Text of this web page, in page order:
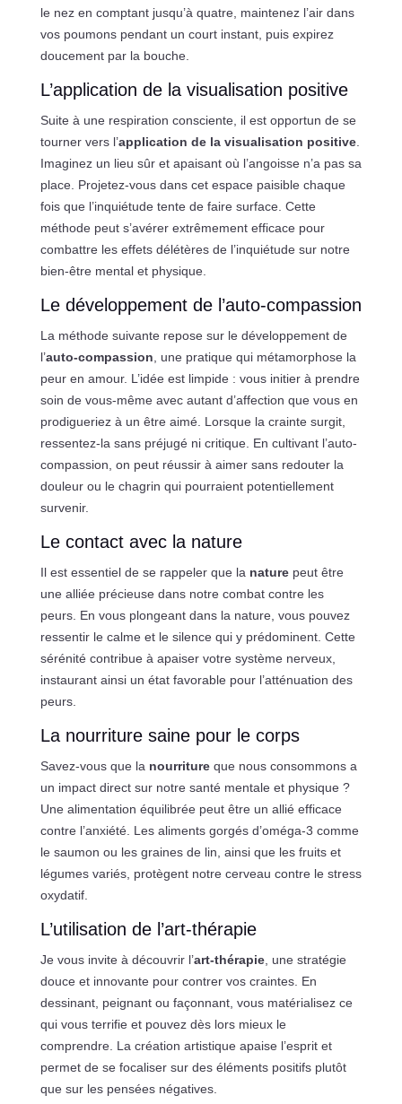
le nez en comptant jusqu’à quatre, maintenez l’air dans
vos poumons pendant un court instant, puis expirez
doucement par la bouche.
L’application de la visualisation positive
Suite à une respiration consciente, il est opportun de se
tourner vers l’application de la visualisation positive.
Imaginez un lieu sûr et apaisant où l’angoisse n’a pas sa
place. Projetez-vous dans cet espace paisible chaque
fois que l’inquiétude tente de faire surface. Cette
méthode peut s’avérer extrêmement efficace pour
combattre les effets délétères de l’inquiétude sur notre
bien-être mental et physique.
Le développement de l’auto-compassion
La méthode suivante repose sur le développement de
l’auto-compassion, une pratique qui métamorphose la
peur en amour. L’idée est limpide : vous initier à prendre
soin de vous-même avec autant d’affection que vous en
prodigueriez à un être aimé. Lorsque la crainte surgit,
ressentez-la sans préjugé ni critique. En cultivant l’auto-
compassion, on peut réussir à aimer sans redouter la
douleur ou le chagrin qui pourraient potentiellement
survenir.
Le contact avec la nature
Il est essentiel de se rappeler que la naturepeut être
une alliée précieuse dans notre combat contre les
peurs. En vous plongeant dans la nature, vous pouvez
ressentir le calme et le silence qui y prédominent. Cette
sérénité contribue à apaiser votre système nerveux,
instaurant ainsi un état favorable pour l’atténuation des
peurs.
La nourriture saine pour le corps
Savez-vous que la nourritureque nous consommons a
un impact direct sur notre santé mentale et physique ?
Une alimentation équilibrée peut être un allié efficace
contre l’anxiété. Les aliments gorgés d’oméga-3 comme
le saumon ou les graines de lin, ainsi que les fruits et
légumes variés, protègent notre cerveau contre le stress
oxydatif.
L’utilisation de l’art-thérapie
Je vous invite à découvrir l’art-thérapie, une stratégie
douce et innovante pour contrer vos craintes. En
dessinant, peignant ou façonnant, vous matérialisez ce
qui vous terrifie et pouvez dès lors mieux le
comprendre. La création artistique apaise l’esprit et
permet de se focaliser sur des éléments positifs plutôt
que sur les pensées négatives.